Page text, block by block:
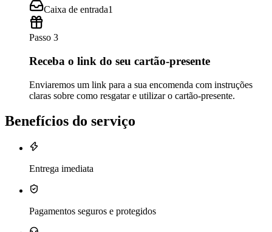
Caixa de entrada1
Passo 3
Receba o link do seu cartão-presente
Enviaremos um link para a sua encomenda com instruções
claras sobre como resgatar e utilizar o cartão-presente.
Benefícios do serviço
Entrega imediata
Pagamentos seguros e protegidos